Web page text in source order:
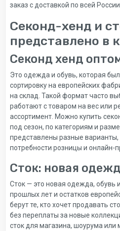
заказ с доставкой по всей России.
Секонд-хенд и
представлено в
Секонд хенд
Это одежда и обувь, которая
сортировку на европейских
на склад. Такой формат часто
работают с товаром на вес или
ассортимент. Можно купить
под сезон, по категориям и
представлены разные
потребности розницы и онлайн-
Сток: новая
Сток — это новая одежда, обувь
прошлых лет и остатков
берут те, кто хочет продавать
без переплаты за новые
сток для магазина, шоурума или